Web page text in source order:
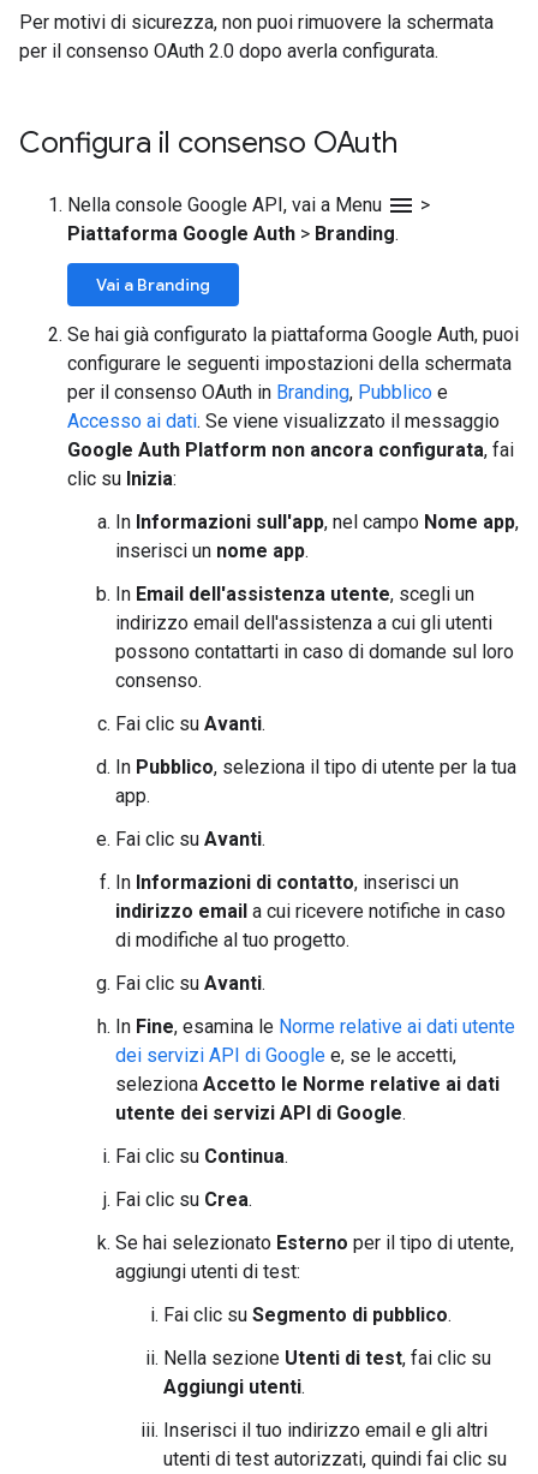
Per motivi di sicurezza, non puoi rimuovere la schermata
per il consenso OAuth 2.0 dopo averla configurata.
Configura il consenso OAuth
Nella console Google API, vai a Menu menu >
Piattaforma Google Auth > Branding.
Vai a Branding
Se hai già configurato la piattaforma Google Auth, puoi
configurare le seguenti impostazioni della schermata
per il consenso OAuth in Branding, Pubblico e
Accesso ai dati. Se viene visualizzato il messaggio
Google Auth Platform non ancora configurata, fai
clic su Inizia:
In Informazioni sull'app, nel campo Nome app,
inserisci un nome app.
In Email dell'assistenza utente, scegli un
indirizzo email dell'assistenza a cui gli utenti
possono contattarti in caso di domande sul loro
consenso.
Fai clic su Avanti.
In Pubblico, seleziona il tipo di utente per la tua
app.
Fai clic su Avanti.
In Informazioni di contatto, inserisci un
indirizzo email a cui ricevere notifiche in caso
di modifiche al tuo progetto.
Fai clic su Avanti.
In Fine, esamina le Norme relative ai dati utente
dei servizi API di Google e, se le accetti,
seleziona Accetto le Norme relative ai dati
utente dei servizi API di Google.
Fai clic su Continua.
Fai clic su Crea.
Se hai selezionato Esterno per il tipo di utente,
aggiungi utenti di test:
Fai clic su Segmento di pubblico.
Nella sezione Utenti di test, fai clic su
Aggiungi utenti.
Inserisci il tuo indirizzo email e gli altri
utenti di test autorizzati, quindi fai clic su